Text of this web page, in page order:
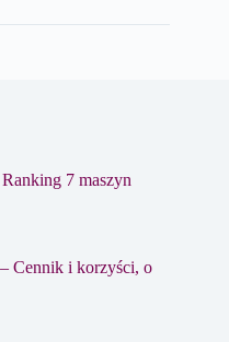
7 maszyn
Cennik i korzyści, o